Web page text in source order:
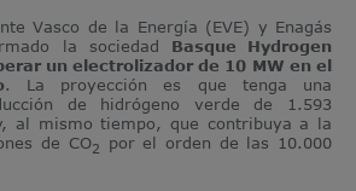
Vasco de la Energía (EVE) y Enagás
la sociedad Basque Hydrogen
un electrolizador de 10 MW en el
. La proyección es que tenga una
de hidrógeno verde de 1.593
al mismo tiempo, que contribuya a la
de CO2
por el orden de las 10.000